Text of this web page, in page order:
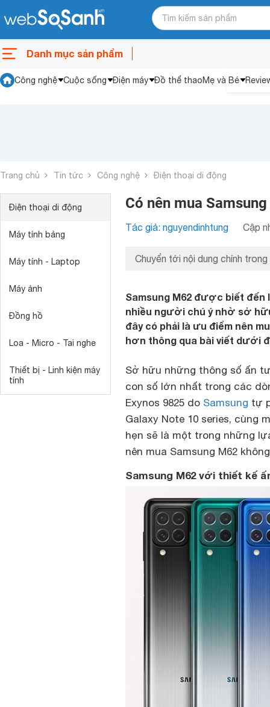
Danh mục sản phẩm
Công nghệ Cuộc sống Điện máy Đồ thể thaoMẹ và Bé
Trang chủ Tin tức Công nghệ Điện thoại di động
Điện thoại di động
Máy tính bảng
Máy tính - Laptop
Máy ảnh
Đồng hồ
Loa - Micro - Tai nghe
Thiết bị - Linh kiện máy
tính
Có nên mua
Tác giả: nguyendinhtung Cập
Chuyển tới nội dung chính trong
Samsung M62 được biết
nhiều người chú ý nhờ sở
đây có phải là ưu điểm nên
hơn thông qua bài viết dưới
Sở hữu những thông số ấn
con số lớn nhất trong các
Exynos 9825 do Samsung tự
Galaxy Note 10 series, cùng
hẹn sẽ là một trong những
nên mua Samsung M62
Samsung M62 với thiết kế